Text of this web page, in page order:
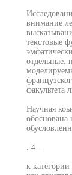
внимание
текстовые
отдельные.
факультета
Научная
обоснована
. 4 _
к